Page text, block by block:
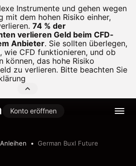
Instrumente und gehen wegen
mit dem hohen Risiko einher,
74 % der
verlieren Geld beim CFD-
Anbieter. Sie sollten überlegen,
wie CFD funktionieren, und ob
können, das hohe Risiko
zu verlieren. Bitte beachten Sie
Konto eröffnen
Anleihen German Buxl Future